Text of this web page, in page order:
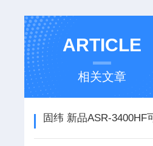
ARTICLE
相关文章